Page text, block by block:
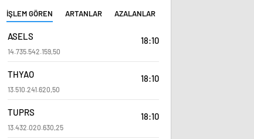
İŞLEM GÖREN ARTANLAR AZALANLAR
ASELS
14.735.542.159,50
18:10
THYAO
13.510.241.620,50
18:10
TUPRS
13.432.020.630,25
18:10